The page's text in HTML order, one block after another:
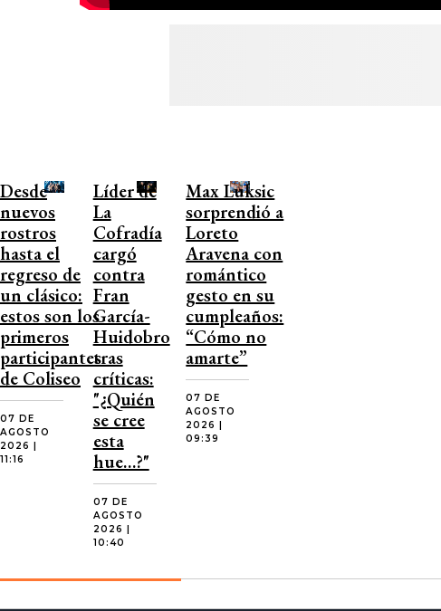
Desde
nuevos
rostros
hasta el
regreso de
un clásico:
estos son los
primeros
participantes
de Coliseo
07 DE
AGOSTO
2026 |
11:16
Líder de
La
Cofradía
cargó
contra
Fran
García-
Huidobro
tras
críticas:
"¿Quién
se cree
esta
hue…?"
07 DE
AGOSTO
2026 |
10:40
Max Luksic
sorprendió a
Loreto
Aravena con
romántico
gesto en su
cumpleaños:
“Cómo no
amarte”
07 DE
AGOSTO
2026 |
09:39